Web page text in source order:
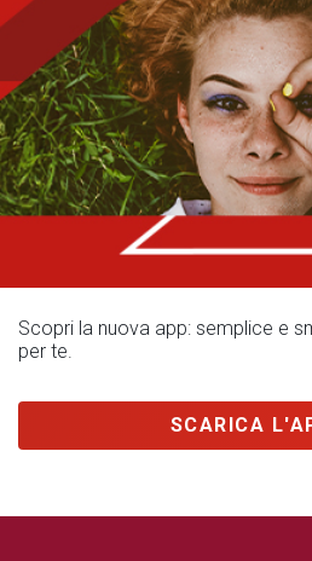
Scopri la nuova app: semplice e
per te.
SCARICA